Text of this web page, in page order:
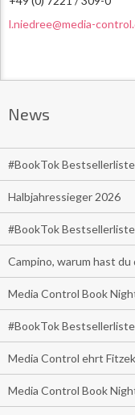
l.niedree@media-
News
#BookTok
Halbjahressieger 2026
#BookTok
Campino, warum hast du
Media Control Book
#BookTok
Media Control ehrt
Media Control Book